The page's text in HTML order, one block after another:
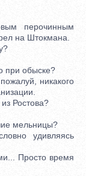
перочинным
на Штокмана.
при обыске?
никакого
Ростова?
мельницы?
удивляясь
Просто время